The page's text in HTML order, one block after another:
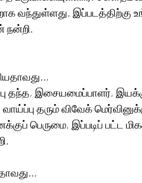
வந்துள்ளது. இப்படத்திற்கு
நன்றி.
தந்த, இசையமைப்பாளர்,
தரும் விவேக்
பெருமை, இப்படிப் பட்ட